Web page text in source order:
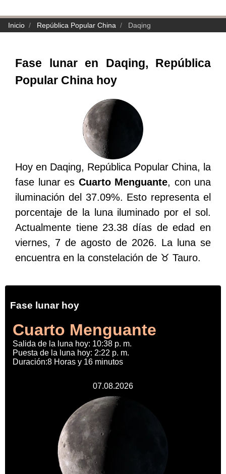
Inicio República Popular China Daqing
Fase lunar en Daqing, República
Popular China hoy
Hoy en Daqing, República Popular China, la
fase lunar es Cuarto Menguante, con una
iluminación del 37.09%. Esto representa el
porcentaje de la luna iluminado por el sol.
Actualmente tiene 23.38 días de edad en
viernes, 7 de agosto de 2026. La luna se
encuentra en la constelación de ♉ Tauro.
Fase lunar hoy
Cuarto Menguante
Salida de la luna hoy: 10:38 p. m.
Puesta de la luna hoy: 2:22 p. m.
Duración:8 Horas y 16 minutos
07.08.2026